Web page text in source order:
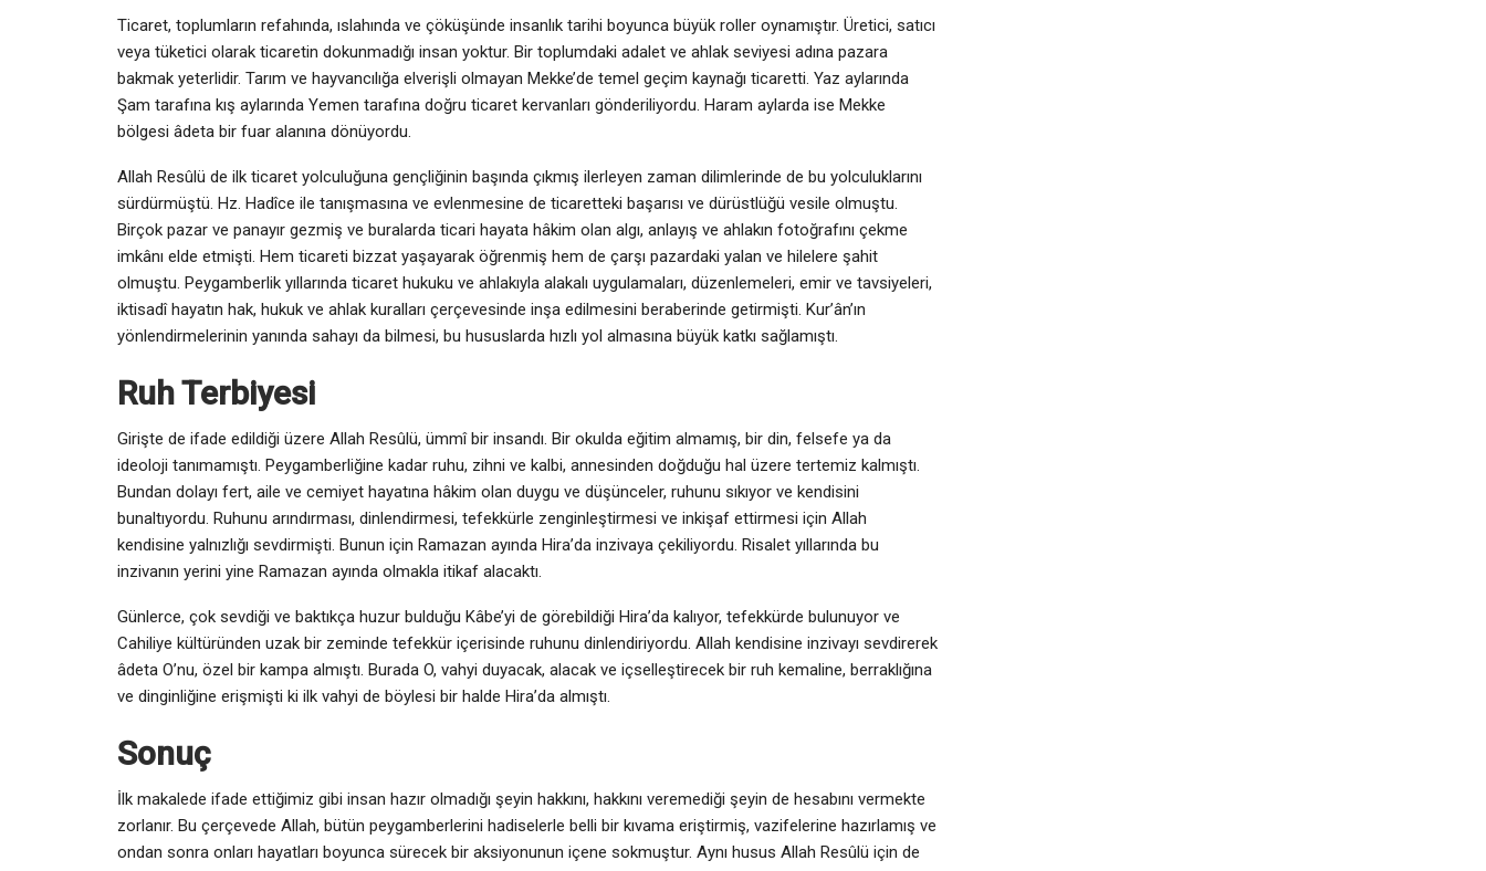
Ticaret, toplumların refahında, ıslahında ve çöküşünde insanlık tarihi boyunca büyük roller oynamıştır. Üretici, satıcı
veya tüketici olarak ticaretin dokunmadığı insan yoktur. Bir toplumdaki adalet ve ahlak seviyesi adına pazara
bakmak yeterlidir. Tarım ve hayvancılığa elverişli olmayan Mekke’de temel geçim kaynağı ticaretti. Yaz aylarında
Şam tarafına kış aylarında Yemen tarafına doğru ticaret kervanları gönderiliyordu. Haram aylarda ise Mekke
bölgesi âdeta bir fuar alanına dönüyordu.
Allah Resûlü de ilk ticaret yolculuğuna gençliğinin başında çıkmış ilerleyen zaman dilimlerinde de bu yolculuklarını
sürdürmüştü. Hz. Hadîce ile tanışmasına ve evlenmesine de ticaretteki başarısı ve dürüstlüğü vesile olmuştu.
Birçok pazar ve panayır gezmiş ve buralarda ticari hayata hâkim olan algı, anlayış ve ahlakın fotoğrafını çekme
imkânı elde etmişti. Hem ticareti bizzat yaşayarak öğrenmiş hem de çarşı pazardaki yalan ve hilelere şahit
olmuştu. Peygamberlik yıllarında ticaret hukuku ve ahlakıyla alakalı uygulamaları, düzenlemeleri, emir ve tavsiyeleri,
iktisadî hayatın hak, hukuk ve ahlak kuralları çerçevesinde inşa edilmesini beraberinde getirmişti. Kur’ân’ın
yönlendirmelerinin yanında sahayı da bilmesi, bu hususlarda hızlı yol almasına büyük katkı sağlamıştı.
Ruh Terbiyesi
Girişte de ifade edildiği üzere Allah Resûlü, ümmî bir insandı. Bir okulda eğitim almamış, bir din, felsefe ya da
ideoloji tanımamıştı. Peygamberliğine kadar ruhu, zihni ve kalbi, annesinden doğduğu hal üzere tertemiz kalmıştı.
Bundan dolayı fert, aile ve cemiyet hayatına hâkim olan duygu ve düşünceler, ruhunu sıkıyor ve kendisini
bunaltıyordu. Ruhunu arındırması, dinlendirmesi, tefekkürle zenginleştirmesi ve inkişaf ettirmesi için Allah
kendisine yalnızlığı sevdirmişti. Bunun için Ramazan ayında Hira’da inzivaya çekiliyordu. Risalet yıllarında bu
inzivanın yerini yine Ramazan ayında olmakla itikaf alacaktı.
Günlerce, çok sevdiği ve baktıkça huzur bulduğu Kâbe’yi de görebildiği Hira’da kalıyor, tefekkürde bulunuyor ve
Cahiliye kültüründen uzak bir zeminde tefekkür içerisinde ruhunu dinlendiriyordu. Allah kendisine inzivayı sevdirerek
âdeta O’nu, özel bir kampa almıştı. Burada O, vahyi duyacak, alacak ve içselleştirecek bir ruh kemaline, berraklığına
ve dinginliğine erişmişti ki ilk vahyi de böylesi bir halde Hira’da almıştı.
Sonuç
İlk makalede ifade ettiğimiz gibi insan hazır olmadığı şeyin hakkını, hakkını veremediği şeyin de hesabını vermekte
zorlanır. Bu çerçevede Allah, bütün peygamberlerini hadiselerle belli bir kıvama eriştirmiş, vazifelerine hazırlamış ve
ondan sonra onları hayatları boyunca sürecek bir aksiyonunun içene sokmuştur. Aynı husus Allah Resûlü için de